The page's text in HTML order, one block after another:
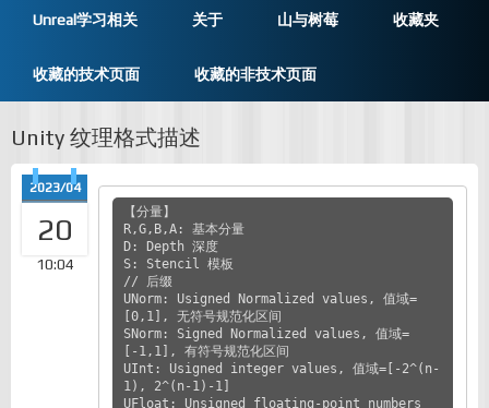
Unreal学习相关 关于 山与树莓 收藏夹
收藏的技术页面 收藏的非技术页面
Unity 纹理格式描述
2023/04
20
10:04
【分量】
R,G,B,A: 基本分量
D: Depth 深度
S: Stencil 模板
// 后缀
UNorm: Usigned Normalized values, 值域=
[0,1], 无符号规范化区间
SNorm: Signed Normalized values, 值域=
[-1,1], 有符号规范化区间
UInt: Usigned integer values, 值域=[-2^(n-
1), 2^(n-1)-1]
UFloat: Unsigned floating-point numbers